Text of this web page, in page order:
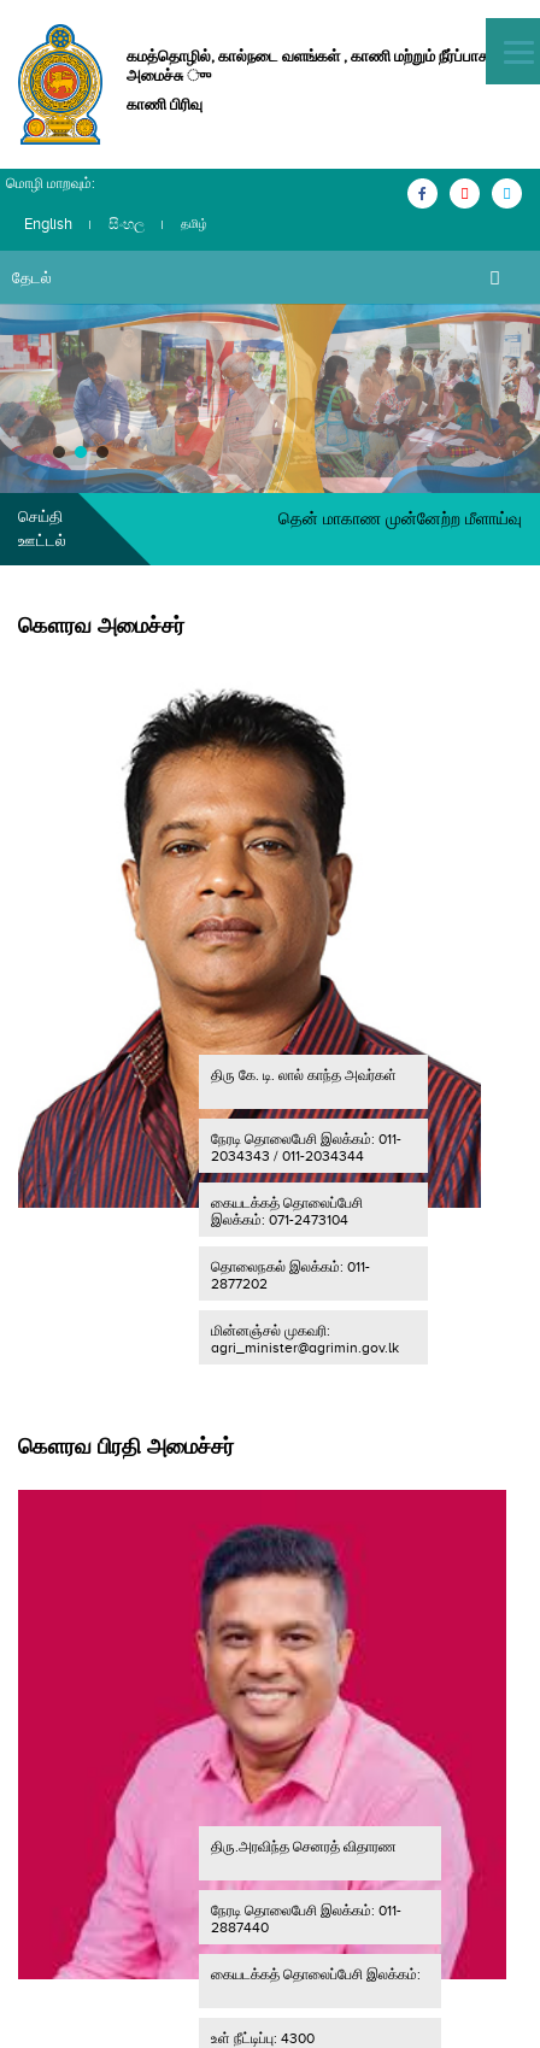
கமத்தொழில், கால்நடை வளங்கள் , காணி மற்றும் நீர்ப்பாசன
அமைச்சு ுு
காணி பிரிவு
மொழி மாறவும்:
English සිංහල தமிழ்
செய்தி
ஊட்டல்
தென் மாகாண முன்னேற்ற மீளாய்வுக்
கௌரவ அமைச்சர்
திரு கே. டி. லால் காந்த அவர்கள்
நேரடி தொலைபேசி இலக்கம்: 011-
2034343 / 011-2034344
கையடக்கத் தொலைப்பேசி
இலக்கம்: 071-2473104
தொலைநகல் இலக்கம்: 011-
2877202
மின்னஞ்சல் முகவரி:
agri_minister@agrimin.gov.lk
கௌரவ பிரதி அமைச்சர்
திரு.அரவிந்த செனரத் விதாரண
நேரடி தொலைபேசி இலக்கம்: 011-
2887440
கையடக்கத் தொலைப்பேசி இலக்கம்:
உள் நீட்டிப்பு: 4300